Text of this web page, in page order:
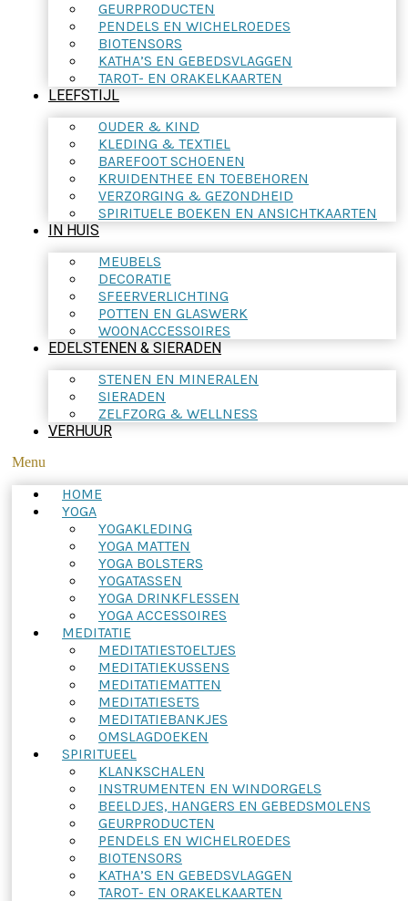
GEURPRODUCTEN
PENDELS EN WICHELROEDES
BIOTENSORS
KATHA’S EN GEBEDSVLAGGEN
TAROT- EN ORAKELKAARTEN
LEEFSTIJL
OUDER & KIND
KLEDING & TEXTIEL
BAREFOOT SCHOENEN
KRUIDENTHEE EN TOEBEHOREN
VERZORGING & GEZONDHEID
SPIRITUELE BOEKEN EN ANSICHTKAARTEN
IN HUIS
MEUBELS
DECORATIE
SFEERVERLICHTING
POTTEN EN GLASWERK
WOONACCESSOIRES
EDELSTENEN & SIERADEN
STENEN EN MINERALEN
SIERADEN
ZELFZORG & WELLNESS
VERHUUR
Menu
HOME
YOGA
YOGAKLEDING
YOGA MATTEN
YOGA BOLSTERS
YOGATASSEN
YOGA DRINKFLESSEN
YOGA ACCESSOIRES
MEDITATIE
MEDITATIESTOELTJES
MEDITATIEKUSSENS
MEDITATIEMATTEN
MEDITATIESETS
MEDITATIEBANKJES
OMSLAGDOEKEN
SPIRITUEEL
KLANKSCHALEN
INSTRUMENTEN EN WINDORGELS
BEELDJES, HANGERS EN GEBEDSMOLENS
GEURPRODUCTEN
PENDELS EN WICHELROEDES
BIOTENSORS
KATHA’S EN GEBEDSVLAGGEN
TAROT- EN ORAKELKAARTEN